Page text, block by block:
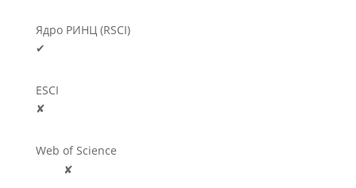
Ядро РИНЦ (RSCI)
✔
ESCI
✘
Web of Science
✘